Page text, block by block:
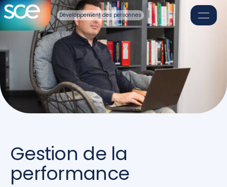
Nos solutions
Formation
Blogue
Développement des personnes
Gestion de la
performance